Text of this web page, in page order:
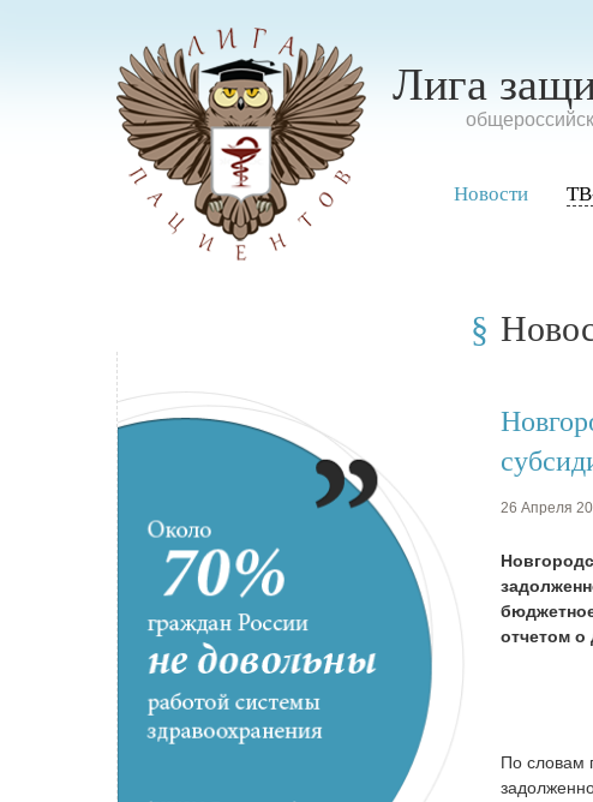
Лига
Новости
26 Апреля
отчетом о
По словам